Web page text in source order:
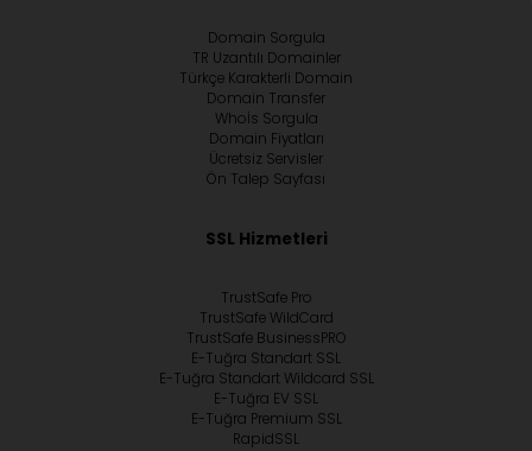
Domain Sorgula
TR Uzantılı Domainler
Türkçe Karakterli Domain
Domain Transfer
Whoİs Sorgula
Domain Fiyatları
Ücretsiz Servisler
Ön Talep Sayfası
SSL Hizmetleri
TrustSafe Pro
TrustSafe WildCard
TrustSafe BusinessPRO
E-Tuğra Standart SSL
E-Tuğra Standart Wildcard SSL
E-Tuğra EV SSL
E-Tuğra Premium SSL
RapidSSL